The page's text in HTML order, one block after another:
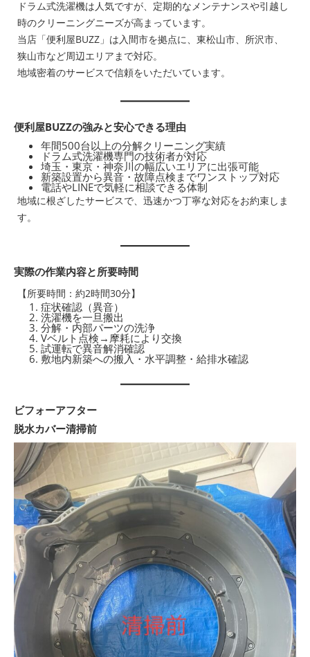
ドラム式洗濯機は人気ですが、定期的なメンテナンスや引越し
時のクリーニングニーズが高まっています。
当店「便利屋BUZZ」は入間市を拠点に、東松山市、所沢市、
狭山市など周辺エリアまで対応。
地域密着のサービスで信頼をいただいています。
便利屋BUZZの強みと安心できる理由
年間500台以上の分解クリーニング実績
ドラム式洗濯機専門の技術者が対応
埼玉・東京・神奈川の幅広いエリアに出張可能
新築設置から異音・故障点検までワンストップ対応
電話やLINEで気軽に相談できる体制
地域に根ざしたサービスで、迅速かつ丁寧な対応をお約束しま
す。
実際の作業内容と所要時間
【所要時間：約2時間30分】
症状確認（異音）
洗濯機を一旦搬出
分解・内部パーツの洗浄
Vベルト点検→摩耗により交換
試運転で異音解消確認
敷地内新築への搬入・水平調整・給排水確認
ビフォーアフター
脱水カバー清掃前